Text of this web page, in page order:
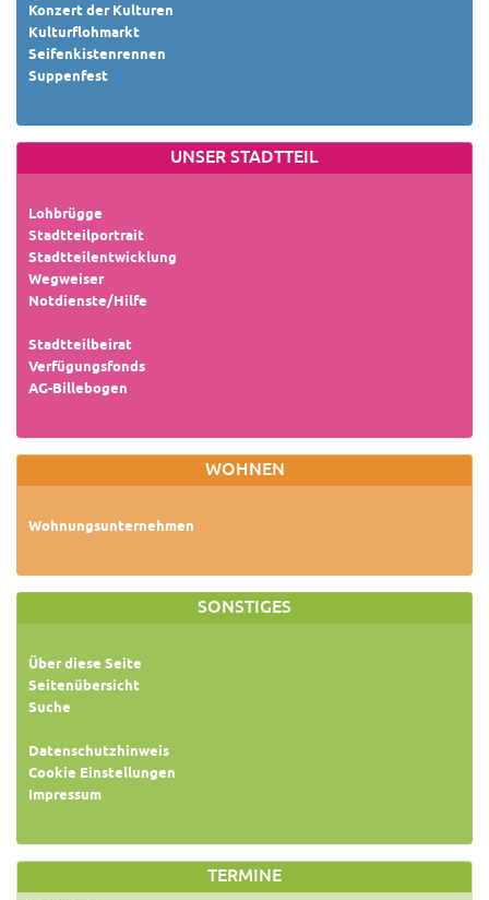
Konzert der Kulturen
Kulturflohmarkt
Seifenkistenrennen
Suppenfest
UNSER STADTTEIL
Lohbrügge
Stadtteilportrait
Stadtteilentwicklung
Wegweiser
Notdienste/Hilfe
Stadtteilbeirat
Verfügungsfonds
AG-Billebogen
WOHNEN
Wohnungsunternehmen
SONSTIGES
Über diese Seite
Seitenübersicht
Suche
Datenschutzhinweis
Cookie Einstellungen
Impressum
TERMINE